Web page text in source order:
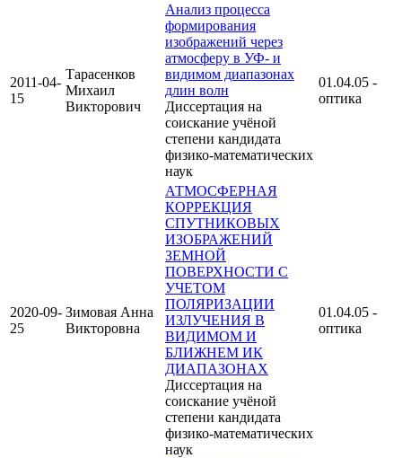
2011-04-
15
Тарасенков
Михаил
Викторович
Анализ процесса
формирования
изображений через
атмосферу в УФ- и
видимом диапазонах
длин волн
Диссертация на
соискание учёной
степени кандидата
физико-математических
наук
01.04.05 -
оптика
2020-09-
25
Зимовая Анна
Викторовна
АТМОСФЕРНАЯ
КОРРЕКЦИЯ
СПУТНИКОВЫХ
ИЗОБРАЖЕНИЙ
ЗЕМНОЙ
ПОВЕРХНОСТИ С
УЧЕТОМ
ПОЛЯРИЗАЦИИ
ИЗЛУЧЕНИЯ В
ВИДИМОМ И
БЛИЖНЕМ ИК
ДИАПАЗОНАХ
Диссертация на
соискание учёной
степени кандидата
физико-математических
наук
01.04.05 -
оптика